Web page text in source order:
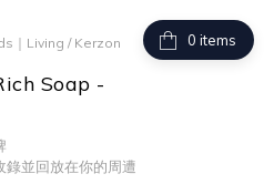
items
｜Living / Kerzon
Soap -
錄並回放在你的周遭